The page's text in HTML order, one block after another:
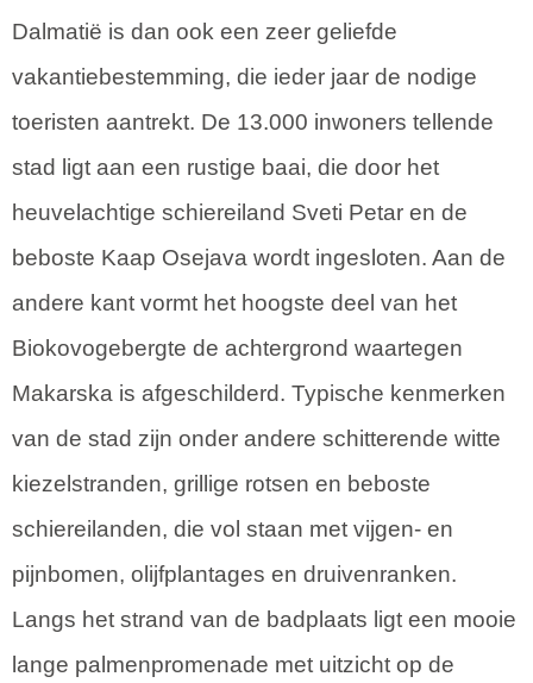
Dalmatië is dan ook een zeer geliefde
vakantiebestemming, die ieder jaar de nodige
toeristen aantrekt. De 13.000 inwoners tellende
stad ligt aan een rustige baai, die door het
heuvelachtige schiereiland Sveti Petar en de
beboste Kaap Osejava wordt ingesloten. Aan de
andere kant vormt het hoogste deel van het
Biokovogebergte de achtergrond waartegen
Makarska is afgeschilderd. Typische kenmerken
van de stad zijn onder andere schitterende witte
kiezelstranden, grillige rotsen en beboste
schiereilanden, die vol staan met vijgen- en
pijnbomen, olijfplantages en druivenranken.
Langs het strand van de badplaats ligt een mooie
lange palmenpromenade met uitzicht op de